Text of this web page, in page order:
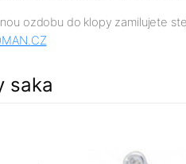
ozdobu do klopy zamilujete
CZ
saka